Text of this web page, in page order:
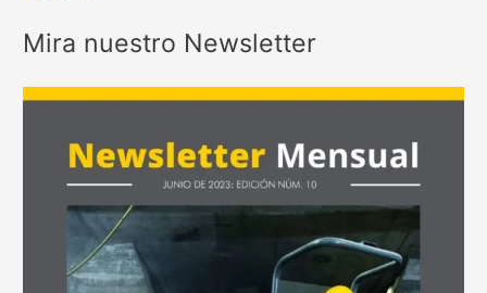
Mira nuestro Newsletter